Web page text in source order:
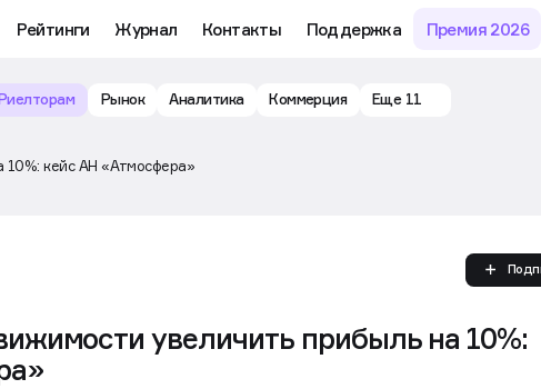
Рейтинги Журнал Контакты Поддержка Премия 2026
Рынок Аналитика Коммерция Еще 11
10%: кейс АН «Атмосфера»
увеличить прибыль на 10%: